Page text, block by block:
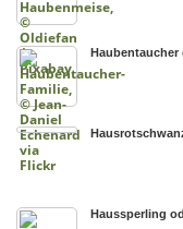
Haubentaucher
Haussperling